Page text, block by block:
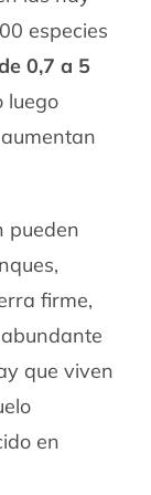
especies
0,7 a 5
luego
pueden
firme,
que viven
en